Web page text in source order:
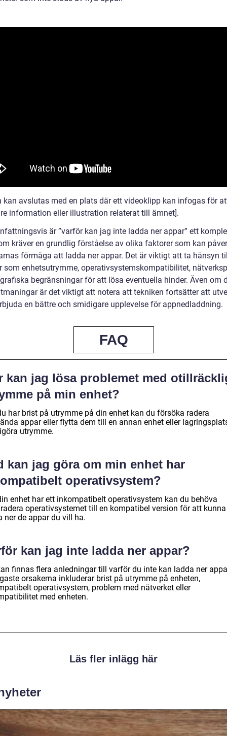
kan avslutas med en plats där ett videoklipp kan infogas för
information eller illustration relaterat till ämnet].
är ”varför kan jag inte ladda ner appar” ett
kräver en grundlig förståelse av olika faktorer som kan
förmåga att ladda ner appar. Det är viktigt att ta hänsyn
som enhetsutrymme, operativsystemskompatibilitet,
begränsningar för att lösa eventuella hinder. Även om
är det viktigt att notera att tekniken fortsätter att
en bättre och smidigare upplevelse för appnedladdning.
FAQ
kan jag lösa problemet med
på min enhet?
har brist på utrymme på din enhet kan du försöka radera
appar eller flytta dem till en annan enhet eller
utrymme.
kan jag göra om min enhet har
operativsystem?
enhet har ett inkompatibelt operativsystem kan du behöva
operativsystemet till en kompatibel version för att kunna
ner de appar du vill ha.
kan jag inte ladda ner appar?
finnas flera anledningar till varför du inte kan ladda ner
orsakerna inkluderar brist på utrymme på enheten,
operativsystem, problem med nätverket eller
med enheten.
Läs fler inlägg här